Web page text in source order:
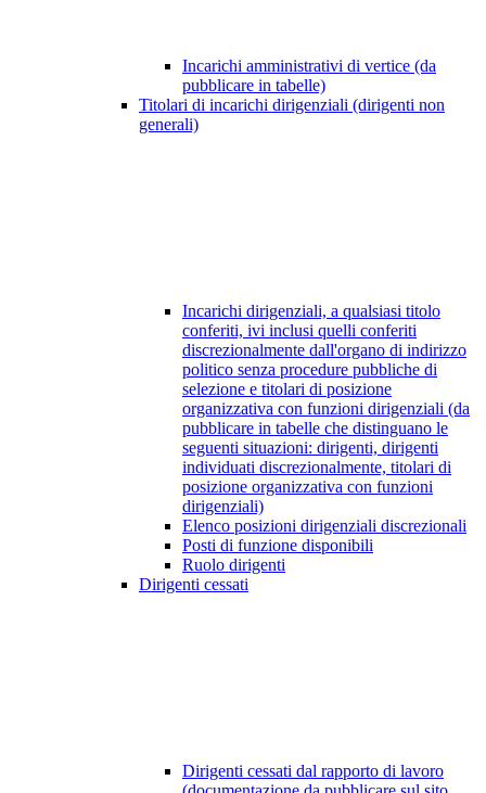
Incarichi amministrativi di vertice (da
pubblicare in tabelle)
Titolari di incarichi dirigenziali (dirigenti non
generali)
Incarichi dirigenziali, a qualsiasi titolo
conferiti, ivi inclusi quelli conferiti
discrezionalmente dall'organo di indirizzo
politico senza procedure pubbliche di
selezione e titolari di posizione
organizzativa con funzioni dirigenziali (da
pubblicare in tabelle che distinguano le
seguenti situazioni: dirigenti, dirigenti
individuati discrezionalmente, titolari di
posizione organizzativa con funzioni
dirigenziali)
Elenco posizioni dirigenziali discrezionali
Posti di funzione disponibili
Ruolo dirigenti
Dirigenti cessati
Dirigenti cessati dal rapporto di lavoro